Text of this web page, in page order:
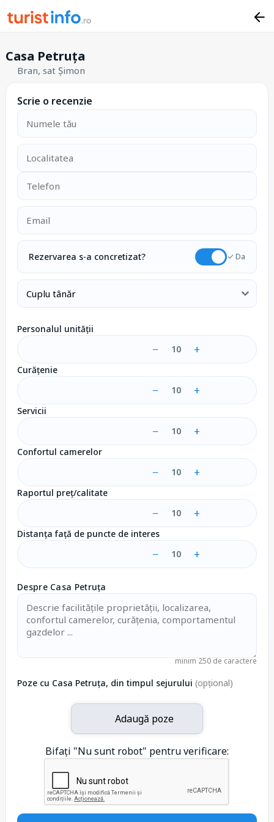
Casa Petruța
Bran, sat Șimon
Scrie o recenzie
Rezervarea s-a concretizat? ✓ Da
Personalul unității
− 10 +
Curățenie
− 10 +
Servicii
− 10 +
Confortul camerelor
− 10 +
Raportul preț/calitate
− 10 +
Distanța față de puncte de interes
− 10 +
Despre Casa Petruța
minim 250 de caractere
Poze cu Casa Petruța, din timpul sejurului (opțional)
Adaugă poze
Bifați "Nu sunt robot" pentru verificare: